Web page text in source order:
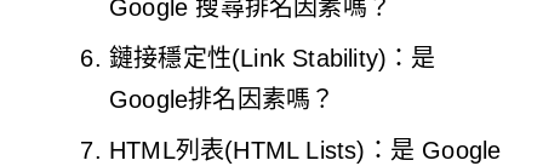
Google 搜尋排名因素嗎？
鏈接穩定性(Link Stability)：是
Google排名因素嗎？
HTML列表(HTML Lists)：是 Google